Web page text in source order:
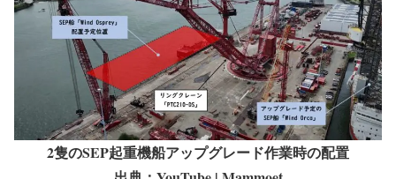
2隻のSEP起重機船アップグレード作業時の配置